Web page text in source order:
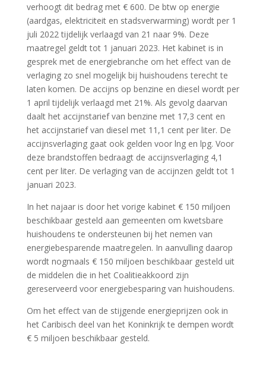
verhoogt dit bedrag met € 600. De btw op energie
(aardgas, elektriciteit en stadsverwarming) wordt per 1
juli 2022 tijdelijk verlaagd van 21 naar 9%. Deze
maatregel geldt tot 1 januari 2023. Het kabinet is in
gesprek met de energiebranche om het effect van de
verlaging zo snel mogelijk bij huishoudens terecht te
laten komen. De accijns op benzine en diesel wordt per
1 april tijdelijk verlaagd met 21%. Als gevolg daarvan
daalt het accijnstarief van benzine met 17,3 cent en
het accijnstarief van diesel met 11,1 cent per liter. De
accijnsverlaging gaat ook gelden voor lng en lpg. Voor
deze brandstoffen bedraagt de accijnsverlaging 4,1
cent per liter. De verlaging van de accijnzen geldt tot 1
januari 2023.
In het najaar is door het vorige kabinet € 150 miljoen
beschikbaar gesteld aan gemeenten om kwetsbare
huishoudens te ondersteunen bij het nemen van
energiebesparende maatregelen. In aanvulling daarop
wordt nogmaals € 150 miljoen beschikbaar gesteld uit
de middelen die in het Coalitieakkoord zijn
gereserveerd voor energiebesparing van huishoudens.
Om het effect van de stijgende energieprijzen ook in
het Caribisch deel van het Koninkrijk te dempen wordt
€ 5 miljoen beschikbaar gesteld.